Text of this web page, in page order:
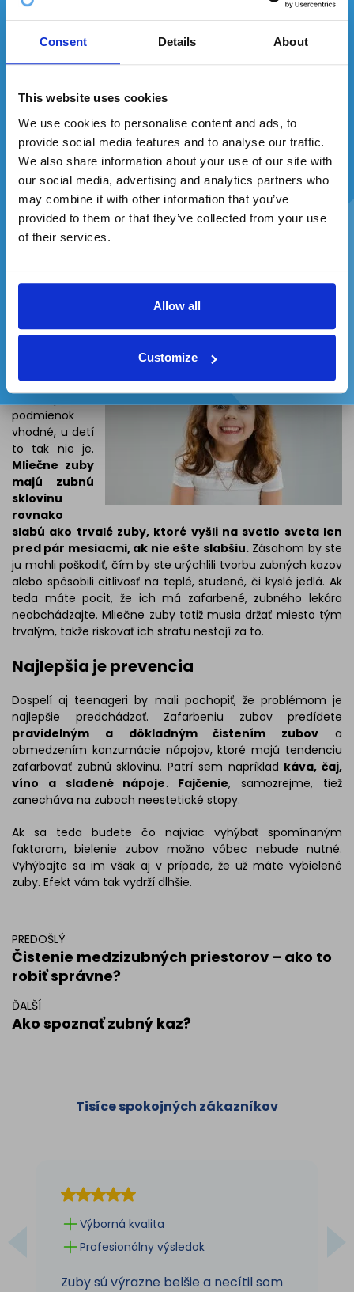
Consent Details About
This website uses cookies
We use cookies to personalise content and ads, to
provide social media features and to analyse our traffic.
We also share information about your use of our site with
our social media, advertising and analytics partners who
may combine it with other information that you’ve
provided to them or that they’ve collected from your use
of their services.
Allow all
Customize
peroxid, ktorý
pre dospelého
človeka, ktorý nemá problém s citlivosťou.
Pre teenagerov a tých, ktorí bojujú s citlivými zubami už len
pri pomyslení na studené či sladké, existuje iné riešenie. Ide
síce o pásiky, ale ich zloženie sa trochu líši. Hlavnou zložkou
je kyselina ftalimidoperoxykapronová, jednoduchšie
povedané, PAP. Tá nenarúša sklovinu, takže
nespôsobuje citlivosť, ako to býva pri peroxide.
Potešujúcou správou je aj to, že výsledky sú viditeľné už
po prvom použití
napriek tomu, že ide obezpečné bielenie.
Bielenie zubov u detí – áno alebo nie?
u teenagerov
za splnenia
podmienok
vhodné, u detí
to tak nie je.
Mliečne zuby
majú zubnú
sklovinu
rovnako
slabú ako trvalé zuby, ktoré vyšli na svetlo sveta len
pred pár mesiacmi, ak nie ešte slabšiu.Zásahom by ste
ju mohli poškodiť, čím by ste urýchlili tvorbu zubných kazov
alebo spôsobili citlivosť na teplé, studené, či kyslé jedlá. Ak
teda máte pocit, že ich má zafarbené, zubného lekára
neobchádzajte. Mliečne zuby totiž musia držať miesto tým
trvalým, takže riskovať ich stratu nestojí za to.
Najlepšia je prevencia
Dospelí aj teenageri by mali pochopiť, že problémom je
najlepšie predchádzať. Zafarbeniu zubov predídete
pravidelným a dôkladným čistením zubov a
obmedzením konzumácie nápojov, ktoré majú tendenciu
zafarbovať zubnú sklovinu. Patrí sem napríklad káva, čaj,
víno a sladené nápoje. Fajčenie, samozrejme, tiež
zanecháva na zuboch neestetické stopy.
Ak sa teda budete čo najviac vyhýbať spomínaným
faktorom, bielenie zubov možno vôbec nebude nutné.
Vyhýbajte sa im však aj v prípade, že už máte vybielené
zuby. Efekt vám tak vydrží dlhšie.
PREDOŠLÝ
Čistenie medzizubných priestorov – ako to
robiť správne?
ĎALŠÍ
Ako spoznať zubný kaz?
Každý mesiac môžete vyhrať3
produkty
z našej ponuky!
Zadajte svoj e-mail a ste v hre.
Súhlasím so spracovaním osobných údajov a
Tisíce spokojných zákazníkov
Výborná kvalita
Profesionálny výsledok
Zuby sú výrazne belšie a necítil som